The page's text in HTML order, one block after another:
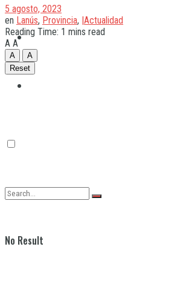
Quilmes
No Result
5 agosto, 2023
en Lanús, Provincia, |Actualidad
Reading Time: 1 mins read
A A
A
A
Reset